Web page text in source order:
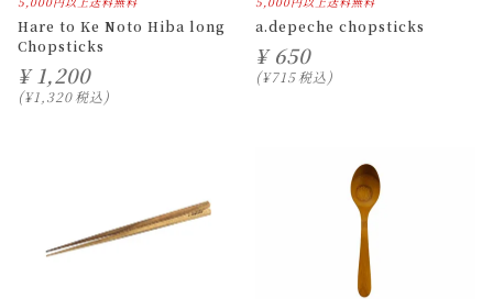
Hare to Ke Noto Hiba long
Chopsticks
¥ 1,200
¥1,320税込
a.depeche chopsticks
¥ 650
¥715税込